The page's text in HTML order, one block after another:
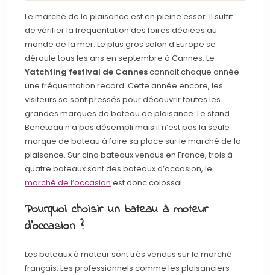
Le marché de la plaisance est en pleine essor. Il suffit
de vérifier la fréquentation des foires dédiées au
monde de la mer. Le plus gros salon d’Europe se
déroule tous les ans en septembre à Cannes. Le
Yatchting festival de Cannesconnait chaque année
une fréquentation record. Cette année encore, les
visiteurs se sont pressés pour découvrir toutes les
grandes marques de bateau de plaisance. Le stand
Beneteau n’a pas désempli mais il n’est pas la seule
marque de bateau à faire sa place sur le marché de la
plaisance. Sur cinq bateaux vendus en France, trois à
quatre bateaux sont des bateaux d’occasion, le
marché de l’occasion est donc colossal.
Pourquoi choisir un bateau à moteur
d’occasion ?
Les bateaux à moteur sont très vendus sur le marché
français. Les professionnels comme les plaisanciers